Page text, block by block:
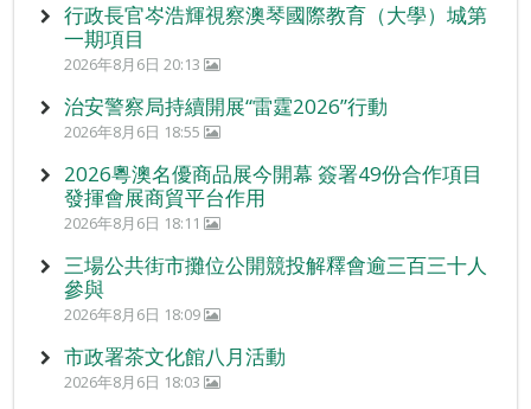
行政長官岑浩輝視察澳琴國際教育（大學）城第
一期項目
2026年8月6日 20:13
治安警察局持續開展“雷霆2026”行動
2026年8月6日 18:55
2026粵澳名優商品展今開幕 簽署49份合作項目
發揮會展商貿平台作用
2026年8月6日 18:11
三場公共街市攤位公開競投解釋會逾三百三十人
參與
2026年8月6日 18:09
市政署茶文化館八月活動
2026年8月6日 18:03